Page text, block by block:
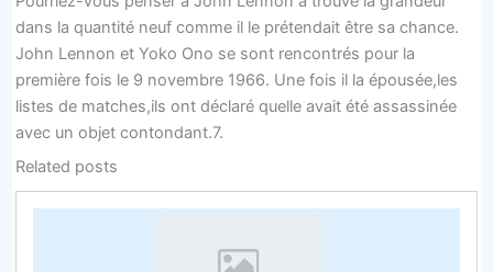
dans la quantité neuf comme il le prétendait être sa chance.
John Lennon et Yoko Ono se sont rencontrés pour la
première fois le 9 novembre 1966. Une fois il la épousée,les
listes de matches,ils ont déclaré quelle avait été assassinée
avec un objet contondant.7.
Related posts